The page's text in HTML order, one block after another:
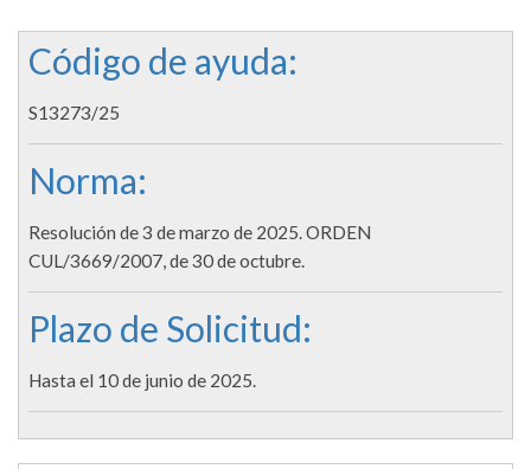
Código de ayuda:
S13273/25
Norma:
Resolución de 3 de marzo de 2025. ORDEN
CUL/3669/2007, de 30 de octubre.
Plazo de Solicitud:
Hasta el 10 de junio de 2025.